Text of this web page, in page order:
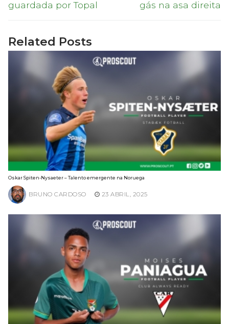
guardada por Topal
gás na asa direita
Related Posts
Oskar Spiten-Nysaeter – Talento emergente na Noruega
BRUNO CARDOSO 23 ABRIL, 2025